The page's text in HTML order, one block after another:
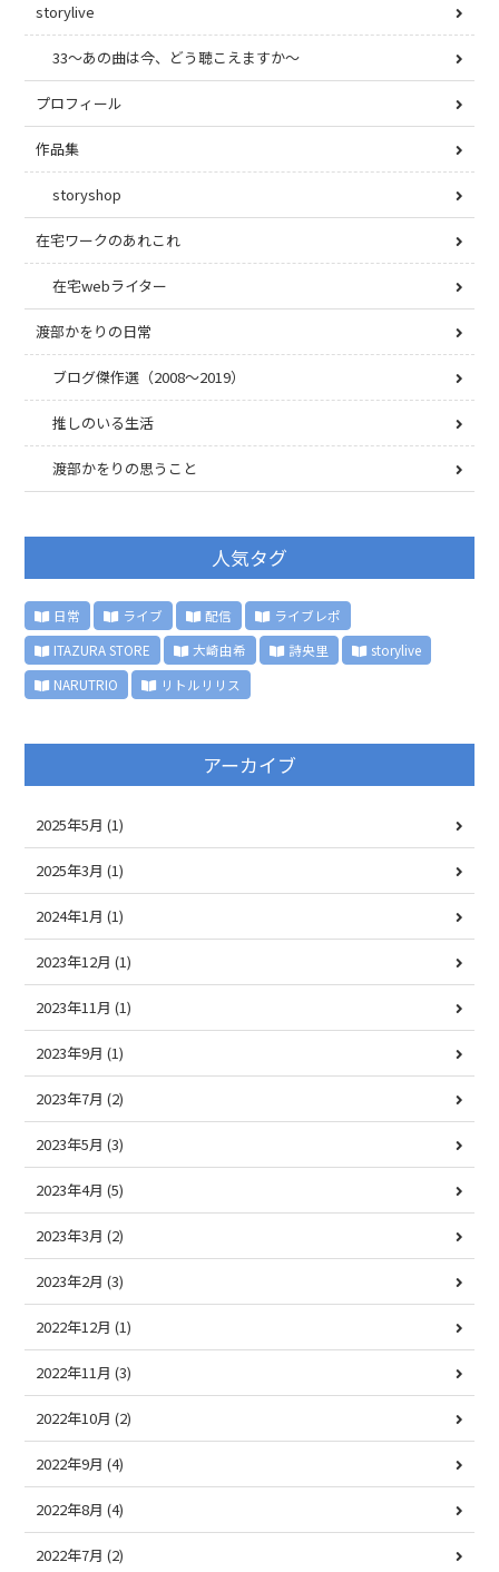
storylive
33〜あの曲は今、どう聴こえますか〜
プロフィール
作品集
storyshop
在宅ワークのあれこれ
在宅webライター
渡部かをりの日常
ブログ傑作選（2008〜2019）
推しのいる生活
渡部かをりの思うこと
人気タグ
日常 ライブ 配信
ライブレポ
ITAZURA STORE
大崎由希 詩央里
storylive
NARUTRIO
リトルリリス
アーカイブ
2025年5月 (1)
2025年3月 (1)
2024年1月 (1)
2023年12月 (1)
2023年11月 (1)
2023年9月 (1)
2023年7月 (2)
2023年5月 (3)
2023年4月 (5)
2023年3月 (2)
2023年2月 (3)
2022年12月 (1)
2022年11月 (3)
2022年10月 (2)
2022年9月 (4)
2022年8月 (4)
2022年7月 (2)